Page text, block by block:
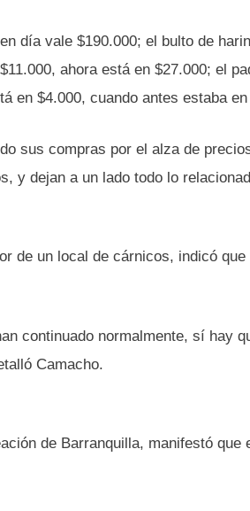
día vale $190.000; el bulto de
ahora está en $27.000; el
en $4.000, cuando antes estaba
sus compras por el alza de
y dejan a un lado todo lo
de un local de cárnicos, indicó
continuado normalmente, sí hay
Camacho.
de Barranquilla, manifestó